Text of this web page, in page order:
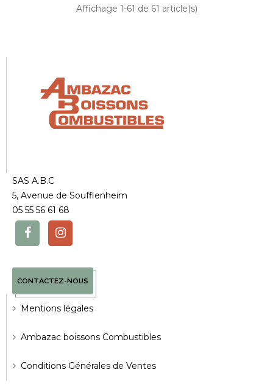
Affichage 1-61 de 61 article(s)
SAS A.B.C
5, Avenue de Soufflenheim
05 55 56 61 68
CONTACTEZ-NOUS
Mentions légales
Ambazac boissons Combustibles
Conditions Générales de Ventes